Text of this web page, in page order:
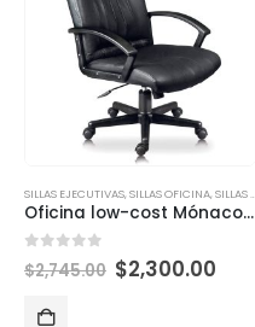
SILLAS EJECUTIVAS,SILLAS OFICINA,SILLAS OPERATIVAS
Oficina low-cost Mónaco respaldo ALTO
out of 5
$2,745.00 $2,300.00